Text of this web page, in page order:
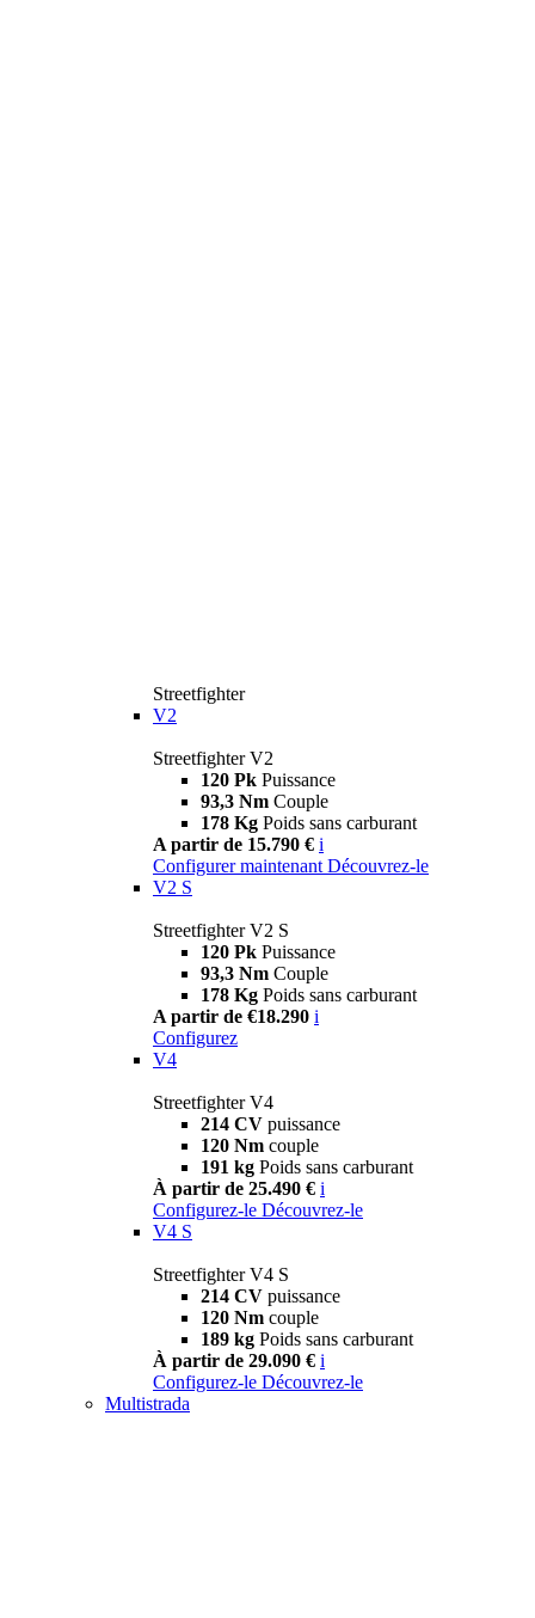
Streetfighter
V2
Streetfighter V2
120 Pk Puissance
93,3 Nm Couple
178 Kg Poids sans carburant
A partir de 15.790 € i
Configurer maintenant Découvrez-le
V2 S
Streetfighter V2 S
120 Pk Puissance
93,3 Nm Couple
178 Kg Poids sans carburant
A partir de €18.290 i
Configurez
V4
Streetfighter V4
214 CV puissance
120 Nm couple
191 kg Poids sans carburant
À partir de 25.490 € i
Configurez-le Découvrez-le
V4 S
Streetfighter V4 S
214 CV puissance
120 Nm couple
189 kg Poids sans carburant
À partir de 29.090 € i
Configurez-le Découvrez-le
Multistrada